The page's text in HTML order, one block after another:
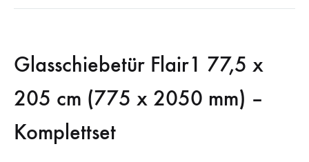
Glasschiebetür Flair1 77,5 x
205 cm (775 x 2050 mm) –
Komplettset